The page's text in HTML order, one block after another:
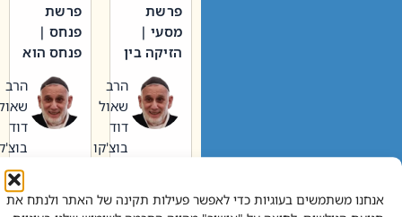
אנחנו משתמשים בעוגיות כדי לאפשר פעילות תקינה של האתר ולנתח את
פרשת
מסעי |
הזיקה בין
הגדול לעם הרב
שאול
דוד
בוצ'קו
לשמוע קול תורה – מדרש
פרשת
פנחס |
פנחס הוא
אליהו: בין
קנאות
הורסת
לקנאות
בונה
הרב
שאול
דוד
בוצ'קו
לשמוע קול